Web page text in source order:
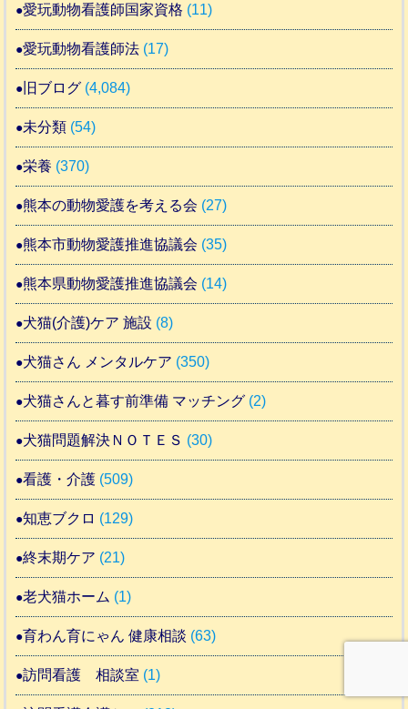
愛玩動物看護師国家資格 (11)
愛玩動物看護師法 (17)
旧ブログ (4,084)
未分類 (54)
栄養 (370)
熊本の動物愛護を考える会 (27)
熊本市動物愛護推進協議会 (35)
熊本県動物愛護推進協議会 (14)
犬猫(介護)ケア 施設 (8)
犬猫さん メンタルケア (350)
犬猫さんと暮す前準備 マッチング (2)
犬猫問題解決ＮＯＴＥＳ (30)
看護・介護 (509)
知恵ブクロ (129)
終末期ケア (21)
老犬猫ホーム (1)
育わん育にゃん 健康相談 (63)
訪問看護 相談室 (1)